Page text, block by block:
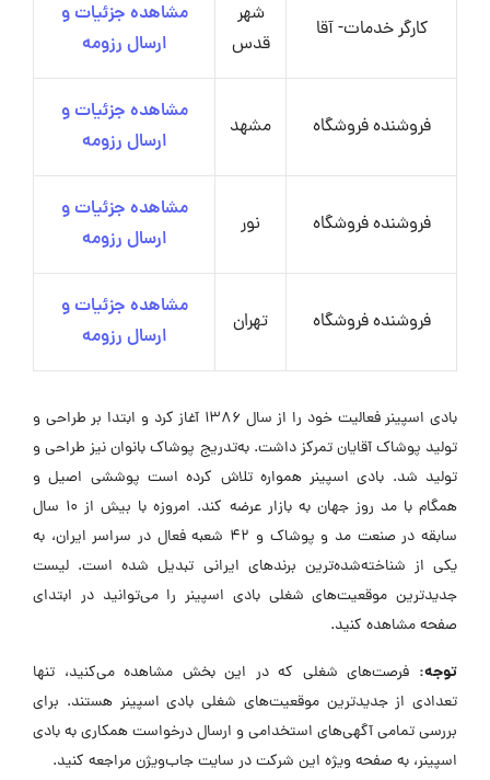
کارگر خدمات- آقا
شهر
قدس
مشاهده جزئیات و
ارسال رزومه
فروشنده فروشگاه مشهد
مشاهده جزئیات و
ارسال رزومه
فروشنده فروشگاه نور
مشاهده جزئیات و
ارسال رزومه
فروشنده فروشگاه تهران
مشاهده جزئیات و
ارسال رزومه
بادی اسپینر فعالیت خود را از سال ۱۳۸۶ آغاز کرد و ابتدا بر طراحی و
تولید پوشاک آقایان تمرکز داشت. به‌تدریج پوشاک بانوان نیز طراحی و
تولید شد. بادی اسپینر همواره تلاش کرده است پوششی اصیل و
همگام با مد روز جهان به بازار عرضه کند. امروزه با بیش از ۱۰ سال
سابقه در صنعت مد و پوشاک و ۴۲ شعبه فعال در سراسر ایران، به
یکی از شناخته‌شده‌ترین برندهای ایرانی تبدیل شده است. لیست
جدیدترین موقعیت‌های شغلی بادی اسپینر را می‌توانید در ابتدای
صفحه مشاهده کنید.
توجه: فرصت‌های شغلی که در این بخش مشاهده می‌کنید، تنها
تعدادی از جدیدترین موقعیت‌های شغلی بادی اسپینر هستند. برای
بررسی تمامی آگهی‌های استخدامی و ارسال درخواست همکاری به بادی
اسپینر، به صفحه ویژه این شرکت در سایت جاب‌ویژن مراجعه کنید.